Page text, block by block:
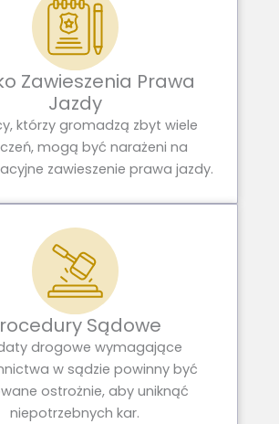
Zawieszenia Prawa
Jazdy
którzy gromadzą zbyt wiele
mogą być narażeni na
zawieszenie prawa jazdy.
Sądowe
drogowe wymagające
w sądzie powinny być
ostrożnie, aby uniknąć
niepotrzebnych kar.